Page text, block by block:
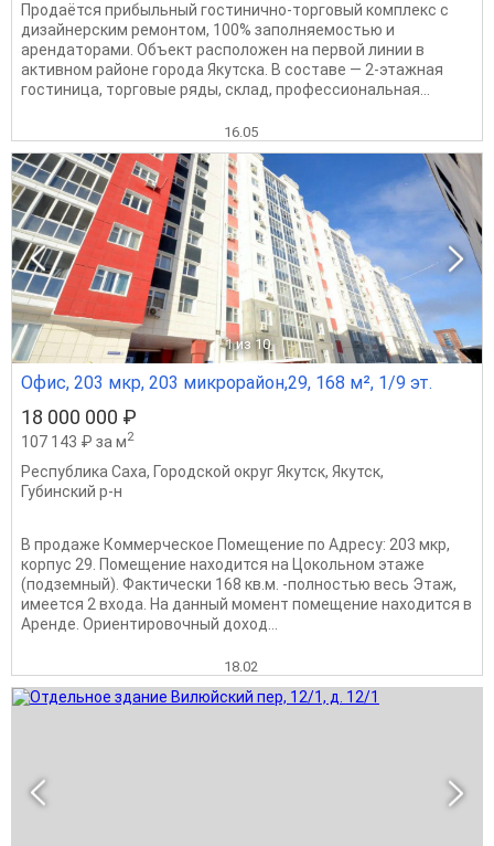
Продаётся прибыльный гостинично-торговый комплекс с
дизайнерским ремонтом, 100% заполняемостью и
арендаторами. Объект расположен на первой линии в
активном районе города Якутска. В составе — 2-этажная
гостиница, торговые ряды, склад, профессиональная...
16.05
1 из 10
Офис, 203 мкр, 203 микрорайон,29, 168 м², 1/9 эт.
18 000 000 ₽
107 143 ₽ за м2
Республика Саха, Городской округ Якутск, Якутск,
Губинский р-н
В продаже Коммерческое Помещение по Адресу: 203 мкр,
корпус 29. Помещение находится на Цокольном этаже
(подземный). Фактически 168 кв.м. -полностью весь Этаж,
имеется 2 входа. На данный момент помещение находится в
Аренде. Ориентировочный доход...
18.02